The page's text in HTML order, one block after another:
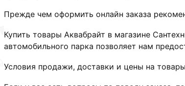
Прежде чем оформить онлайн заказа
Купить товары Аквабрайт в магазине
автомобильного парка позволяет нам
Условия продажи, доставки и цены на